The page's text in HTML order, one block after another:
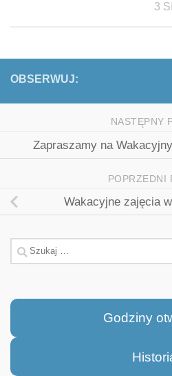
3
OBSERWUJ:
NASTĘPNY
Zapraszamy na
POPRZEDNI
Wakacyjne zajęcia
Szukaj:
Godziny